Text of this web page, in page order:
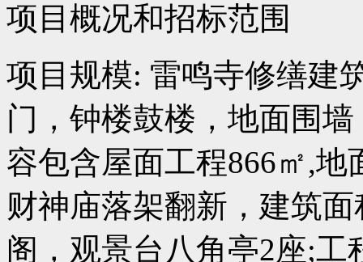
项目概况和招标范围
项目规模: 雷鸣寺修缮建
门，钟楼鼓楼，地面围
容包含屋面工程866㎡,地
财神庙落架翻新，建筑
阁，观景台八角亭2座;工